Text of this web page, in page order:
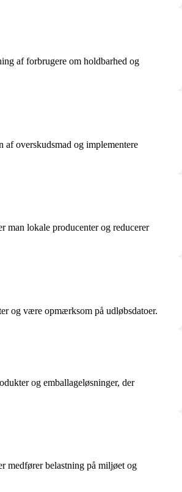
af forbrugere om holdbarhed og
af overskudsmad og implementere
man lokale producenter og reducerer
og være opmærksom på udløbsdatoer.
og emballageløsninger, der
medfører belastning på miljøet og